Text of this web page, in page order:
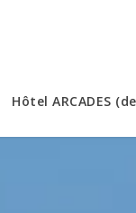
Hôtel ARCADES